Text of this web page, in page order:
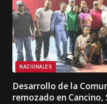
NACIONALES
Desarrollo de la
remozado en Cancino,